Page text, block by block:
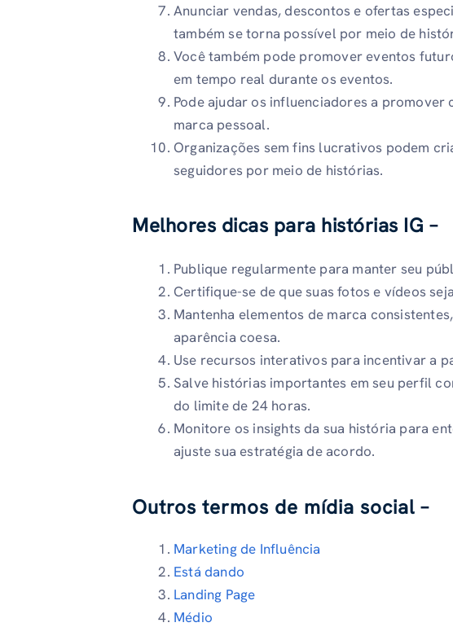
Anunciar vendas, descontos e ofertas
também se torna possível por meio de
Você também pode promover eventos
em tempo real durante os eventos.
Pode ajudar os influenciadores a
marca pessoal.
Organizações sem fins lucrativos podem
seguidores por meio de histórias.
Melhores dicas para histórias IG –
Publique regularmente para manter seu
Certifique-se de que suas fotos e vídeos
Mantenha elementos de marca
aparência coesa.
Use recursos interativos para incentivar a
Salve histórias importantes em seu perfil
do limite de 24 horas.
Monitore os insights da sua história para
ajuste sua estratégia de acordo.
Outros termos de mídia social –
Marketing de Influência
Está dando
Landing Page
Médio